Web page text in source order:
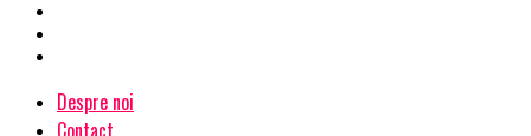
Despre noi